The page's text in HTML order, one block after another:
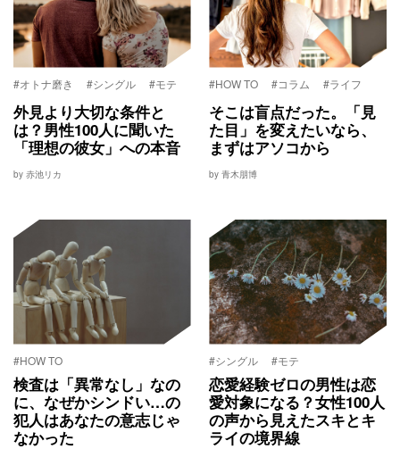
#オトナ磨き #シングル #モテ
外見より大切な条件と
は？男性100人に聞いた
「理想の彼女」への本音
by 赤池リカ
#HOW TO #コラム #ライフ
そこは盲点だった。「見
た目」を変えたいなら、
まずはアソコから
by 青木朋博
#HOW TO
検査は「異常なし」なの
に、なぜかシンドい…の
犯人はあなたの意志じゃ
なかった
#シングル #モテ
恋愛経験ゼロの男性は恋
愛対象になる？女性100人
の声から見えたスキとキ
ライの境界線